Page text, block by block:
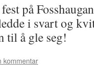
på
i svart og
til å gle seg!
kommentar